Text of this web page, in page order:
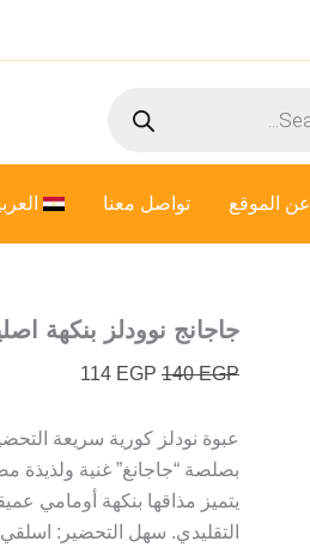
عن الموقع تواصل معنا
جاجانج نوودلز بنكهة اصلية –
140EGP
140 EGP.
114 EGP
عبوة نودلز كورية سريعة
بصلصة “جاجانغ” غنية ولذيذة
يتميز مذاقها بنكهة أومامي
التقليدي. سهل التحضير:
نوودلز